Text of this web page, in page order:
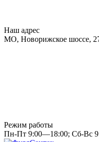
Наш адрес
МО, Новорижское шоссе,
Режим работы
Пн-Пт 9:00—18:00; Сб-Вс